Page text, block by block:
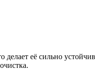
делает её сильно